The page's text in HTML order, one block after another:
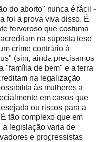
do aborto" nunca é fácil -
foi a prova viva disso. É
fervoroso que costuma
na suposta tese
crime contrário à
(sim, ainda precisamos
"família de bem" e a terra
na legalização
às mulheres a
em casos que
ou riscos para a
tão complexo que em
a legislação varia de
e progressistas